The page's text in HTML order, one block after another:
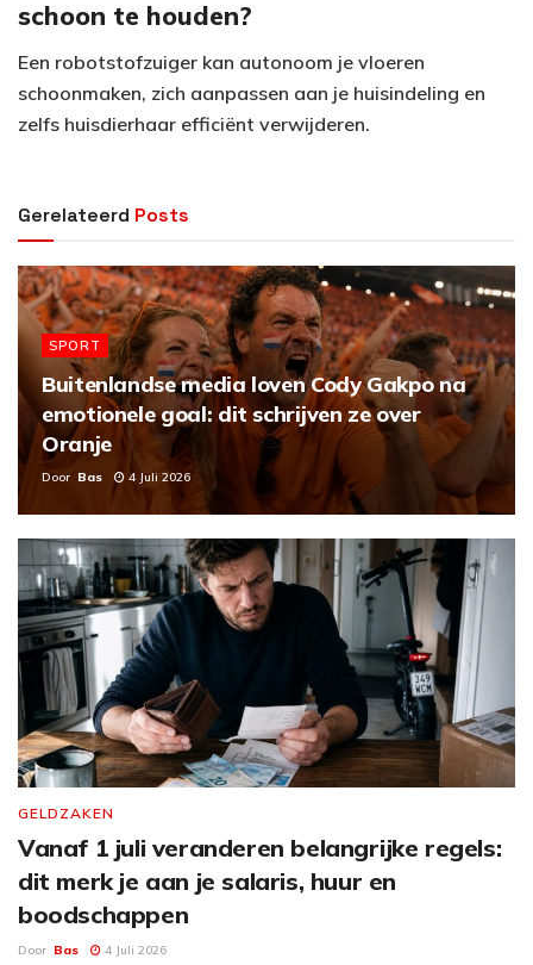
schoon te houden?
Een robotstofzuiger kan autonoom je vloeren
schoonmaken, zich aanpassen aan je huisindeling en
zelfs huisdierhaar efficiënt verwijderen.
Gerelateerd Posts
SPORT
Buitenlandse media loven Cody Gakpo na
emotionele goal: dit schrijven ze over
Oranje
Door Bas 4 Juli 2026
GELDZAKEN
Vanaf 1 juli veranderen belangrijke regels:
dit merk je aan je salaris, huur en
boodschappen
Door Bas 4 Juli 2026